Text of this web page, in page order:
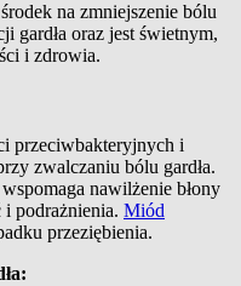
na zmniejszenie bólu
gardła oraz jest świetnym,
i zdrowia.
przeciwbakteryjnych i
zwalczaniu bólu gardła.
nawilżenie błony
i podrażnienia. Miód
przeziębienia.